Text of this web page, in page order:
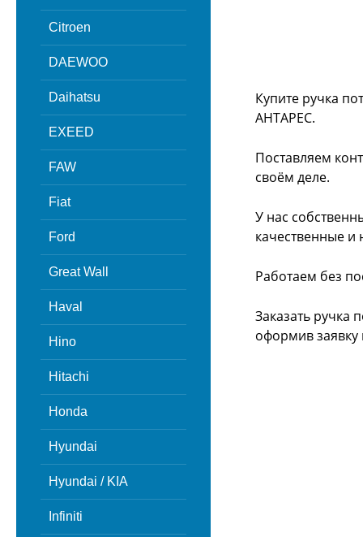
Citroen
DAEWOO
Daihatsu
EXEED
FAW
Fiat
Ford
Great Wall
Haval
Hino
Hitachi
Honda
Hyundai
Hyundai / KIA
Infiniti
Купите ручка
АНТАРЕС.
Поставляем
своём деле.
У нас
качественные и
Работаем без
Заказать ручка
оформив заявку